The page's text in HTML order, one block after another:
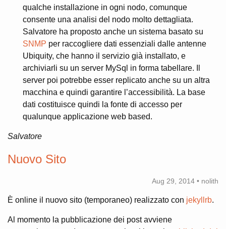
qualche installazione in ogni nodo, comunque
consente una analisi del nodo molto dettagliata.
Salvatore ha proposto anche un sistema basato su
SNMP per raccogliere dati essenziali dalle antenne
Ubiquity, che hanno il servizio già installato, e
archiviarli su un server MySql in forma tabellare. Il
server poi potrebbe esser replicato anche su un altra
macchina e quindi garantire l’accessibilità. La base
dati costituisce quindi la fonte di accesso per
qualunque applicazione web based.
Salvatore
Nuovo Sito
Aug 29, 2014 • nolith
È online il nuovo sito (temporaneo) realizzato con jekyllrb.
Al momento la pubblicazione dei post avviene